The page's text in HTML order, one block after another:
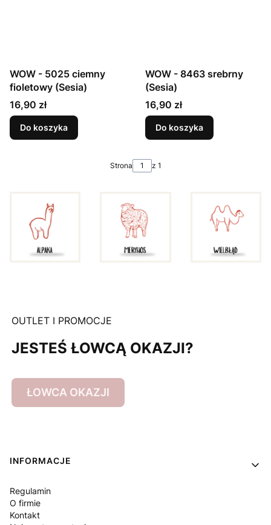
WOW - 5025 ciemny
fioletowy (Sesia)
Cena
16,90 zł
Do koszyka
WOW - 8463 srebrny
(Sesia)
Cena
16,90 zł
Do koszyka
Strona z 1
OUTLET I PROMOCJE
JESTEŚ ŁOWCĄ OKAZJI?
ŁOWCA OKAZJI
Linki w stopce
INFORMACJE
Regulamin
O firmie
Kontakt